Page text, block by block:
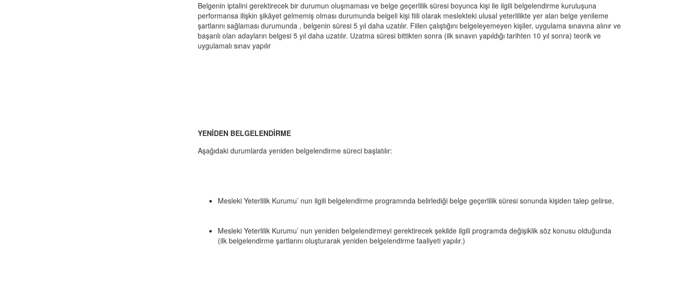
Belgenin iptalini gerektirecek bir durumun oluşmaması ve belge geçerlilik süresi boyunca kişi ile ilgili belgelendirme kuruluşuna
performansa ilişkin şikâyet gelmemiş olması durumunda belgeli kişi fiili olarak meslekteki ulusal yeterlilikte yer alan belge yenileme
şartlarını sağlaması durumunda , belgenin süresi 5 yıl daha uzatılır. Fiilen çalıştığını belgeleyemeyen kişiler, uygulama sınavına alınır ve
başarılı olan adayların belgesi 5 yıl daha uzatılır. Uzatma süresi bittikten sonra (ilk sınavın yapıldığı tarihten 10 yıl sonra) teorik ve
uygulamalı sınav yapılır
YENİDEN BELGELENDİRME
Aşağıdaki durumlarda yeniden belgelendirme süreci başlatılır:
Mesleki Yeterlilik Kurumu’ nun ilgili belgelendirme programında belirlediği belge geçerlilik süresi sonunda kişiden talep gelirse,
Mesleki Yeterlilik Kurumu’ nun yeniden belgelendirmeyi gerektirecek şekilde ilgili programda değişiklik söz konusu olduğunda
(ilk belgelendirme şartlarını oluşturarak yeniden belgelendirme faaliyeti yapılır.)